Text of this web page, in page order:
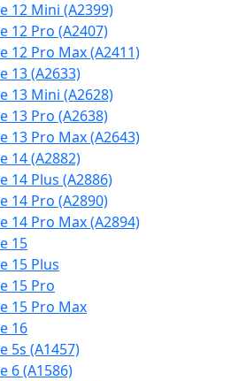
12 Mini (A2399)
12 Pro (A2407)
12 Pro Max (A2411)
13 (A2633)
13 Mini (A2628)
13 Pro (A2638)
13 Pro Max (A2643)
14 (A2882)
14 Plus (A2886)
14 Pro (A2890)
14 Pro Max (A2894)
15
15 Plus
15 Pro
15 Pro Max
16
5s (A1457)
6 (A1586)